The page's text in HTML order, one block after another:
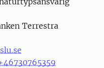
Terrestra